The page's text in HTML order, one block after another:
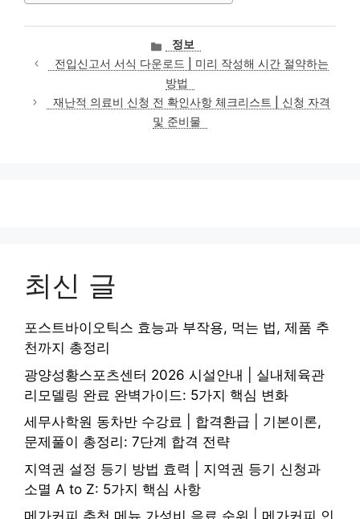
카
테
고
리
정보
전입신고서 서식 다운로드 | 미리 작성해 시간 절약하는
방법
재난적 의료비 신청 전 확인사항 체크리스트 | 신청 자격
및 준비물
최신 글
포스트바이오틱스 효능과 부작용, 먹는 법, 제품 추
천까지 총정리
광양성황스포츠센터 2026 시설안내 | 실내체육관
리모델링 완료 완벽가이드: 5가지 핵심 변화
세무사학원 동차반 수강료 | 합격환급 | 기본이론,
문제풀이 총정리: 7단계 합격 전략
지역권 설정 등기 방법 효력 | 지역권 등기 신청과
소멸 A to Z: 5가지 핵심 사항